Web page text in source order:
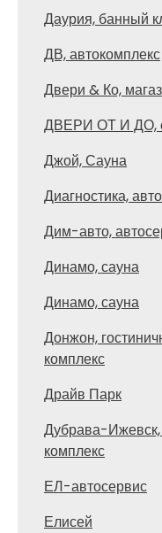
Даурия, банный
ДВ, автокомплекс
Двери & Ко,
ДВЕРИ ОТ И ДО,
Джой, Сауна
Диагностика,
Дим-авто,
Динамо, сауна
Динамо, сауна
Донжон,
комплекс
Драйв Парк
Дубрава-
комплекс
ЕЛ-автосервис
Елисей